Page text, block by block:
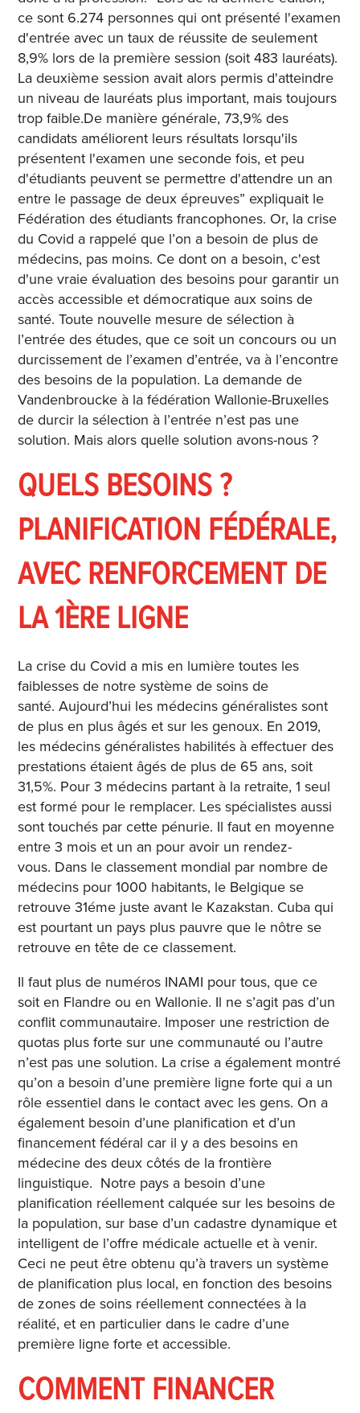
ce sont 6.274 personnes qui ont présenté l'examen
d'entrée avec un taux de réussite de seulement
8,9% lors de la première session (soit 483 lauréats).
La deuxième session avait alors permis d'atteindre
un niveau de lauréats plus important, mais toujours
trop faible.De manière générale, 73,9% des
candidats améliorent leurs résultats lorsqu'ils
présentent l'examen une seconde fois, et peu
d'étudiants peuvent se permettre d'attendre un an
entre le passage de deux épreuves” expliquait le
Fédération des étudiants francophones. Or, la crise
du Covid a rappelé que l’on a besoin de plus de
médecins, pas moins. Ce dont on a besoin, c'est
d'une vraie évaluation des besoins pour garantir un
accès accessible et démocratique aux soins de
santé. Toute nouvelle mesure de sélection à
l’entrée des études, que ce soit un concours ou un
durcissement de l’examen d’entrée, va à l’encontre
des besoins de la population. La demande de
Vandenbroucke à la fédération Wallonie-Bruxelles
de durcir la sélection à l’entrée n’est pas une
solution. Mais alors quelle solution avons-nous ?
QUELS BESOINS ?
PLANIFICATION FÉDÉRALE,
AVEC RENFORCEMENT DE
LA 1ÈRE LIGNE
La crise du Covid a mis en lumière toutes les
faiblesses de notre système de soins de
santé.Aujourd’hui les médecins généralistes sont
de plus en plus âgés et sur les genoux. En 2019,
les médecins généralistes habilités à effectuer des
prestations étaient âgés de plus de 65 ans, soit
31,5%. ​​Pour 3 médecins partant à la retraite, 1 seul
est formé pour le remplacer. Les spécialistes aussi
sont touchés par cette pénurie. Il faut en moyenne
entre 3 mois et un an pour avoir un rendez-
vous. Dans le classement mondial par nombre de
médecins pour 1000 habitants, le Belgique se
retrouve 31éme juste avant le Kazakstan. Cuba qui
est pourtant un pays plus pauvre que le nôtre se
retrouve en tête de ce classement.
Il faut plus de numéros INAMI pour tous, que ce
soit en Flandre ou en Wallonie. Il ne s’agit pas d’un
conflit communautaire. Imposer une restriction de
quotas plus forte sur une communauté ou l’autre
n’est pas une solution. La crise a également montré
qu’on a besoin d’une première ligne forte qui a un
rôle essentiel dans le contact avec les gens. On a
également besoin d’une planification et d’un
financement fédéral car il y a des besoins en
médecine des deux côtés de la frontière
linguistique. Notre pays a besoin d’une
planification réellement calquée sur les besoins de
la population, sur base d’un cadastre dynamique et
intelligent de l’offre médicale actuelle et à venir.
Ceci ne peut être obtenu qu’à travers un système
de planification plus local, en fonction des besoins
de zones de soins réellement connectées à la
réalité, et en particulier dans le cadre d’une
première ligne forte et accessible.
COMMENT FINANCER